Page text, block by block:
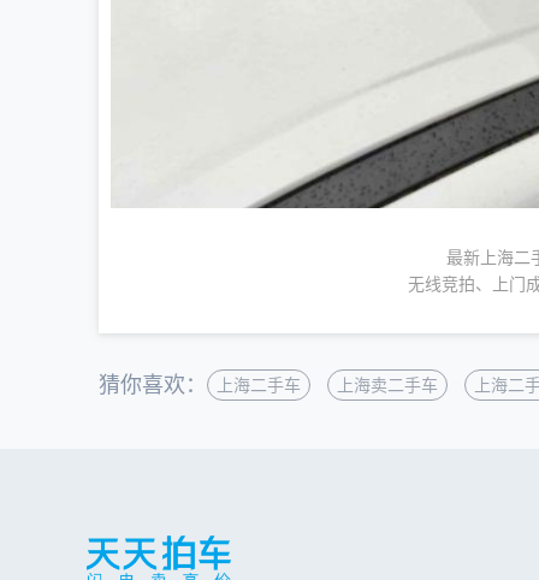
最新上海二
无线竞拍、上门
猜你喜欢： 上海二手车 上海卖二手车 上海二